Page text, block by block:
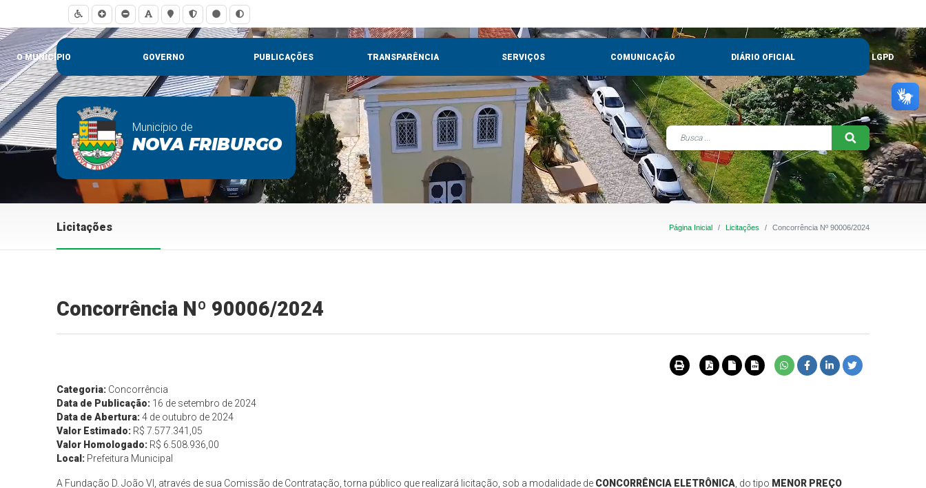
O MUNICÍPIO GOVERNO PUBLICAÇÕES TRANSPARÊNCIA SERVIÇOS COMUNICAÇÃO DIÁRIO OFICIAL LGPD
Município de
NOVA FRIBURGO
Licitações Página Inicial Licitações Concorrência Nº 90006/2024
Concorrência Nº 90006/2024
Categoria: Concorrência
Data de Publicação: 16 de setembro de 2024
Data de Abertura:4 de outubro de 2024
Valor Estimado: R$ 7.577.341,05
Valor Homologado: R$ 6.508.936,00
Local: Prefeitura Municipal
A Fundação D. João VI, através de sua Comissão de Contratação, torna público que realizará licitação, sob a modalidade de CONCORRÊNCIA ELETRÔNICA , do tipo MENOR PREÇO